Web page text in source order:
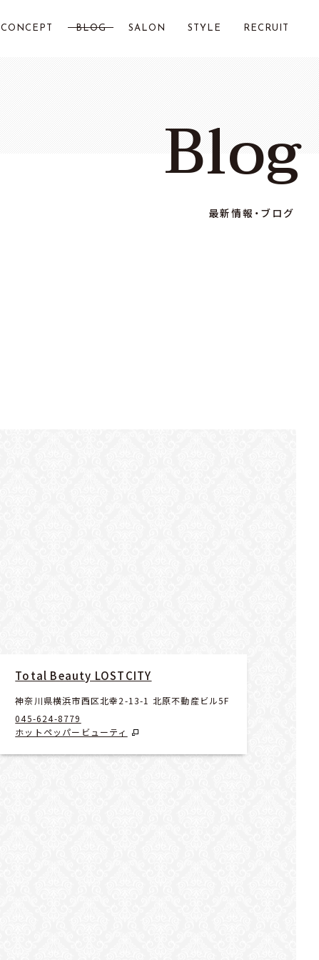
CONCEPT BLOG SALON
Total Beauty LOSTCITY
STYLE RECRUIT
Blog
最新情報・ブログ
Total Beauty LOSTCITY
神奈川県横浜市西区北幸2-13-1 北原不動産ビル5F
045-624-8779
ホットペッパービューティ